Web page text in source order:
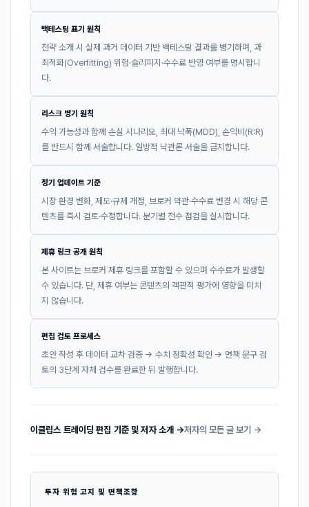
백테스팅 표기 원칙
전략 소개 시 실제 과거 데이터 기반 백테스팅 결과를 병기하며, 과
최적화(Overfitting) 위험·슬리피지·수수료 반영 여부를 명시합니
다.
리스크 병기 원칙
수익 가능성과 함께 손실 시나리오, 최대 낙폭(MDD), 손익비(R:R)
를 반드시 함께 서술합니다. 일방적 낙관론 서술을 금지합니다.
정기 업데이트 기준
시장 환경 변화, 제도·규제 개정, 브로커 약관·수수료 변경 시 해당 콘
텐츠를 즉시 검토·수정합니다. 분기별 전수 점검을 실시합니다.
제휴 링크 공개 원칙
본 사이트는 브로커 제휴 링크를 포함할 수 있으며 수수료가 발생할
수 있습니다. 단, 제휴 여부는 콘텐츠의 객관적 평가에 영향을 미치
지 않습니다.
편집 검토 프로세스
초안 작성 후 데이터 교차 검증 → 수치 정확성 확인 → 면책 문구 검
토의 3단계 자체 검수를 완료한 뒤 발행합니다.
이클립스 트레이딩 편집 기준 및 저자 소개 →저자의 모든 글 보기 →
투자 위험 고지 및 면책조항